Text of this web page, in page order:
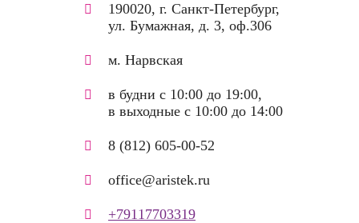
190020, г. Санкт-Петербург,
ул. Бумажная, д. 3, оф.306
м. Нарвская
в будни с 10:00 до 19:00,
в выходные с 10:00 до 14:00
8 (812) 605-00-52
office@aristek.ru
+79117703319